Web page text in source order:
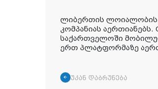
ლიბერთის ლოიალობის
კომპანიას
საქართველოში
ერთ პლატფორმაზე
უკან დაბრუნება